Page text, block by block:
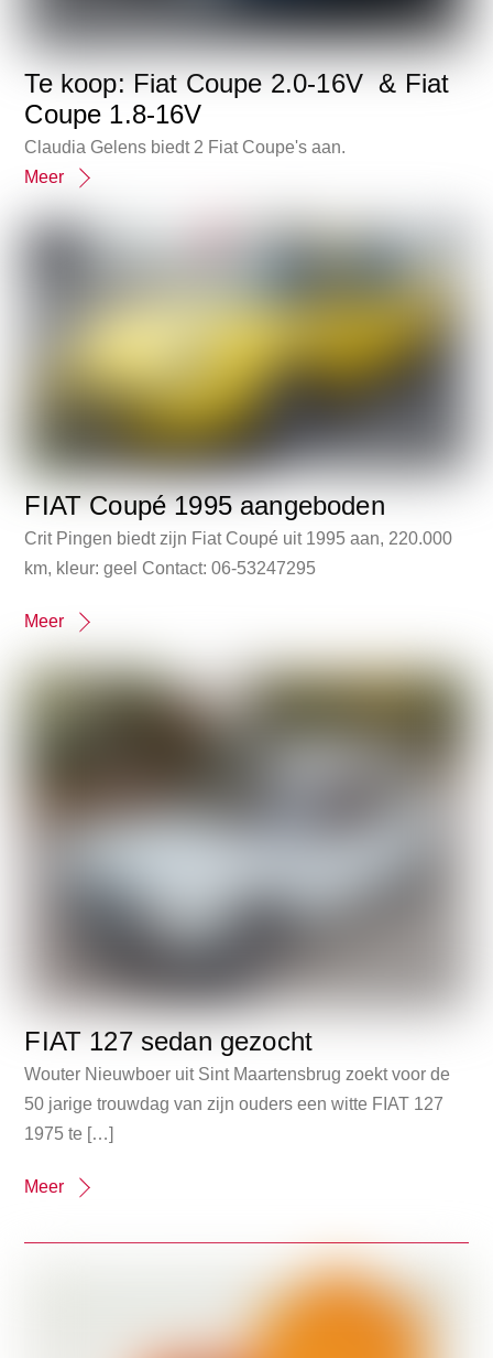
Te koop: Fiat Coupe 2.0-16V & Fiat
Coupe 1.8-16V
Claudia Gelens biedt 2 Fiat Coupe's aan.
Meer
FIAT Coupé 1995 aangeboden
Crit Pingen biedt zijn Fiat Coupé uit 1995 aan, 220.000
km, kleur: geel Contact: 06-53247295
Meer
FIAT 127 sedan gezocht
Wouter Nieuwboer uit Sint Maartensbrug zoekt voor de
50 jarige trouwdag van zijn ouders een witte FIAT 127
1975 te […]
Meer